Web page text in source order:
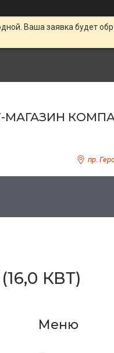
Ваша заявка будет
МАГАЗИН
пр.
КВТ)